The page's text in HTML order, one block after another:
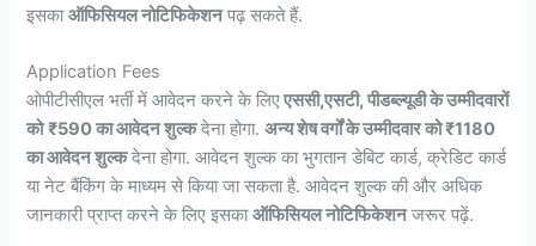
इसकाऑफिसियल नोटिफिकेशनपढ़ सकते हैं.
Application Fees
ओपीटीसीएल भर्ती में आवेदन करने के लिएएससी,एसटी, पीडब्ल्यूडी के उम्मीदवारों
को ₹590 का आवेदन शुल्कदेना होगा.अन्य शेष वर्गों के उम्मीदवार को ₹1180
का आवेदन शुल्कदेना होगा. आवेदन शुल्क का भुगतान डेबिट कार्ड, क्रेडिट कार्ड
या नेट बैंकिंग के माध्यम से किया जा सकता है. आवेदन शुल्क की और अधिक
जानकारी प्राप्त करने के लिए इसकाऑफिसियल नोटिफिकेशनजरूर पढ़ें.